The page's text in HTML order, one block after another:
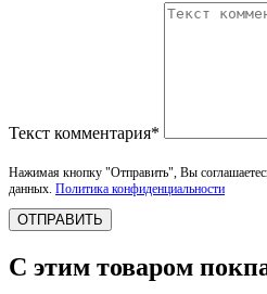
Текст комментария*
Нажимая кнопку "Отправить", Вы
данных. Политика конфиденциальности
ОТПРАВИТЬ
С этим товаром